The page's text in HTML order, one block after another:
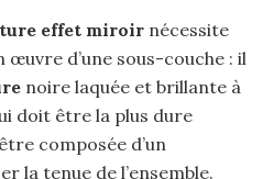
effet miroir nécessite
d’une sous-couche : il
noire laquée et brillante à
doit être la plus dure
composée d’un
la tenue de l’ensemble.